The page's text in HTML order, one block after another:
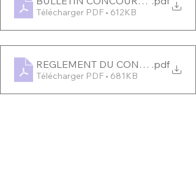
Télécharger PDF • 612KB
REGLEMENT DU CONCOURS
.pdf
Télécharger PDF • 681KB